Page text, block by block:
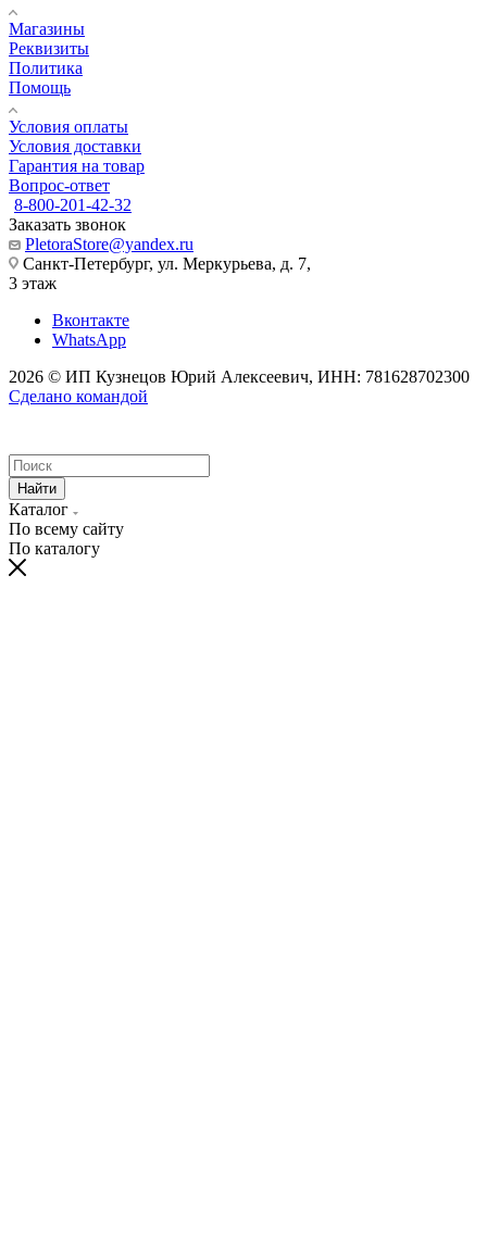
Магазины
Реквизиты
Политика
Помощь
Условия оплаты
Условия доставки
Гарантия на товар
Вопрос-ответ
8-800-201-42-32
Заказать звонок
PletoraStore@yandex.ru
Санкт-Петербург, ул. Меркурьева, д. 7,
3 этаж
Вконтакте
WhatsApp
2026 © ИП Кузнецов Юрий Алексеевич, ИНН: 781628702300
Сделано командой
Найти
Каталог
По всему сайту
По каталогу